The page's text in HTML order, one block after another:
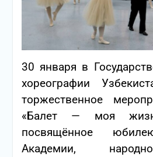
30 января в
хореографии
торжественное
«Балет — моя
посвящённое
Академии,